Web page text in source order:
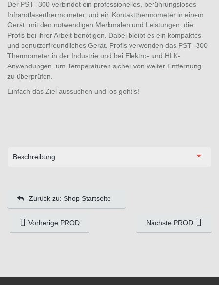
Der PST -300 verbindet ein professionelles, berührungsloses
Infrarotlaserthermometer und ein Kontaktthermometer in einem
Gerät, mit den notwendigen Merkmalen und Leistungen, die
Profis bei ihrer Arbeit benötigen. Dabei bleibt es ein kompaktes
und benutzerfreundliches Gerät. Profis verwenden das PST -300
Thermometer in der Industrie und bei Elektro- und HLK-
Anwendungen, um Temperaturen sicher von weiter Entfernung
zu überprüfen.
Einfach das Ziel aussuchen und los geht’s!
Beschreibung
Zurück zu: Shop Startseite
Vorherige PROD Nächste PROD